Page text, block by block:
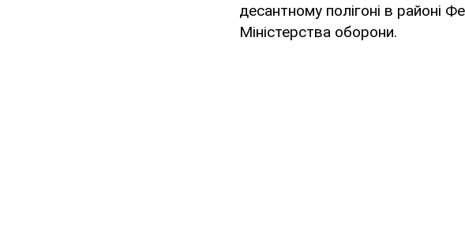
десантному полігоні в районі
Міністерства оборони.